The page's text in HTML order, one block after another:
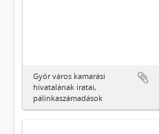
Győr város kamarási
hivatalának iratai,
pálinkaszámadások